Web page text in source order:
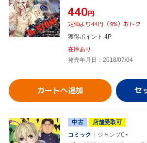
¥440円
定価より44円（9%）おトク
獲得ポイント 4P
在庫あり
発売年月日：2018/07/04
カートへ追加
中古
店舗受取可
コミック
ジャンプC+